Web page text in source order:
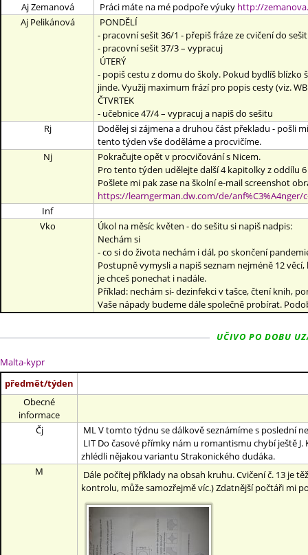
Aj Zemanová
Práci máte na mé podpoře výuky http://
Aj Pelikánová
PONDĚLÍ
- pracovní sešit 36/1 - přepiš fráze ze cvičení do
- pracovní sešit 37/3 – vypracuj
ÚTERÝ
- popiš cestu z domu do školy. Pokud bydlíš
jinde. Využij maximum frází pro popis cesty (viz.
ČTVRTEK
- učebnice 47/4 – vypracuj a napiš do sešitu
Rj
Dodělej si zájmena a druhou část překladu - pošli
tento týden vše doděláme a procvičíme.
Nj
Pokračujte opět v procvičování s Nicem.
Pro tento týden udělejte další 4 kapitolky z oddílu
Pošlete mi pak zase na školní e-mail screenshot
https://learngerman.dw.com/de/anf%C3%A4nger/
Inf
Vko
Úkol na měsíc květen - do sešitu si napiš nadpis:
Nechám si
- co si do života nechám i dál, po skončení
Postupně vymysli a napiš seznam nejméně 12
je chceš ponechat i nadále.
Příklad: nechám si- dezinfekci v tašce, čtení knih,
Vaše nápady budeme dále společně probírat.
UČIVO PO DOBU
Malta-kypr
předmět/týden
Obecné
informace
Čj
ML V tomto týdnu se dálkově seznámíme s poslední
LIT Do časové přímky nám u romantismu chybí ještě
zhlédli nějakou variantu Strakonického dudáka.
M
Dále počítej příklady na obsah kruhu. Cvičení č. 13 je
kontrolu, může samozřejmě víc.) Zdatnější počtáři mi